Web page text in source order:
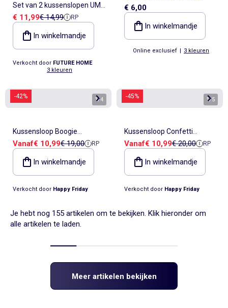
Set van 2 kussenslopen UMA
effen katoen met ruches
Future Home
Verkoopprijs
€ 11,99Referentieprijs
€ 14,99 RP
In winkelmandje
Verkocht door FUTURE HOME
3 kleuren
katoenperkal
€ 6,00
In winkelmandje
Online exclusief | 3 kleuren
-42% 1/4
Kussensloop Boogie
"Happyfriday"
VanafVerkoopprijs
€ 10,99Referentieprijs
€ 19,00 RP
In winkelmandje
Verkocht door Happy Friday
-45% 1/5
Kussensloop Confetti
"Happyfriday"
VanafVerkoopprijs
€ 10,99Referentieprijs
€ 20,00 RP
In winkelmandje
Verkocht door Happy Friday
Je hebt nog 155 artikelen om te bekijken. Klik hieronder om
alle artikelen te laden.
Meer artikelen bekijken